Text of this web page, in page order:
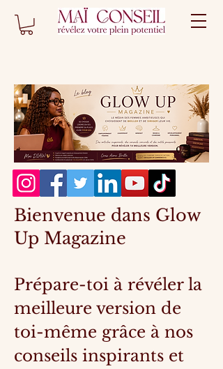
Bienvenue dans Glow
Up Magazine
Prépare-toi à révéler la
meilleure version de
toi-même grâce à nos
conseils inspirants et